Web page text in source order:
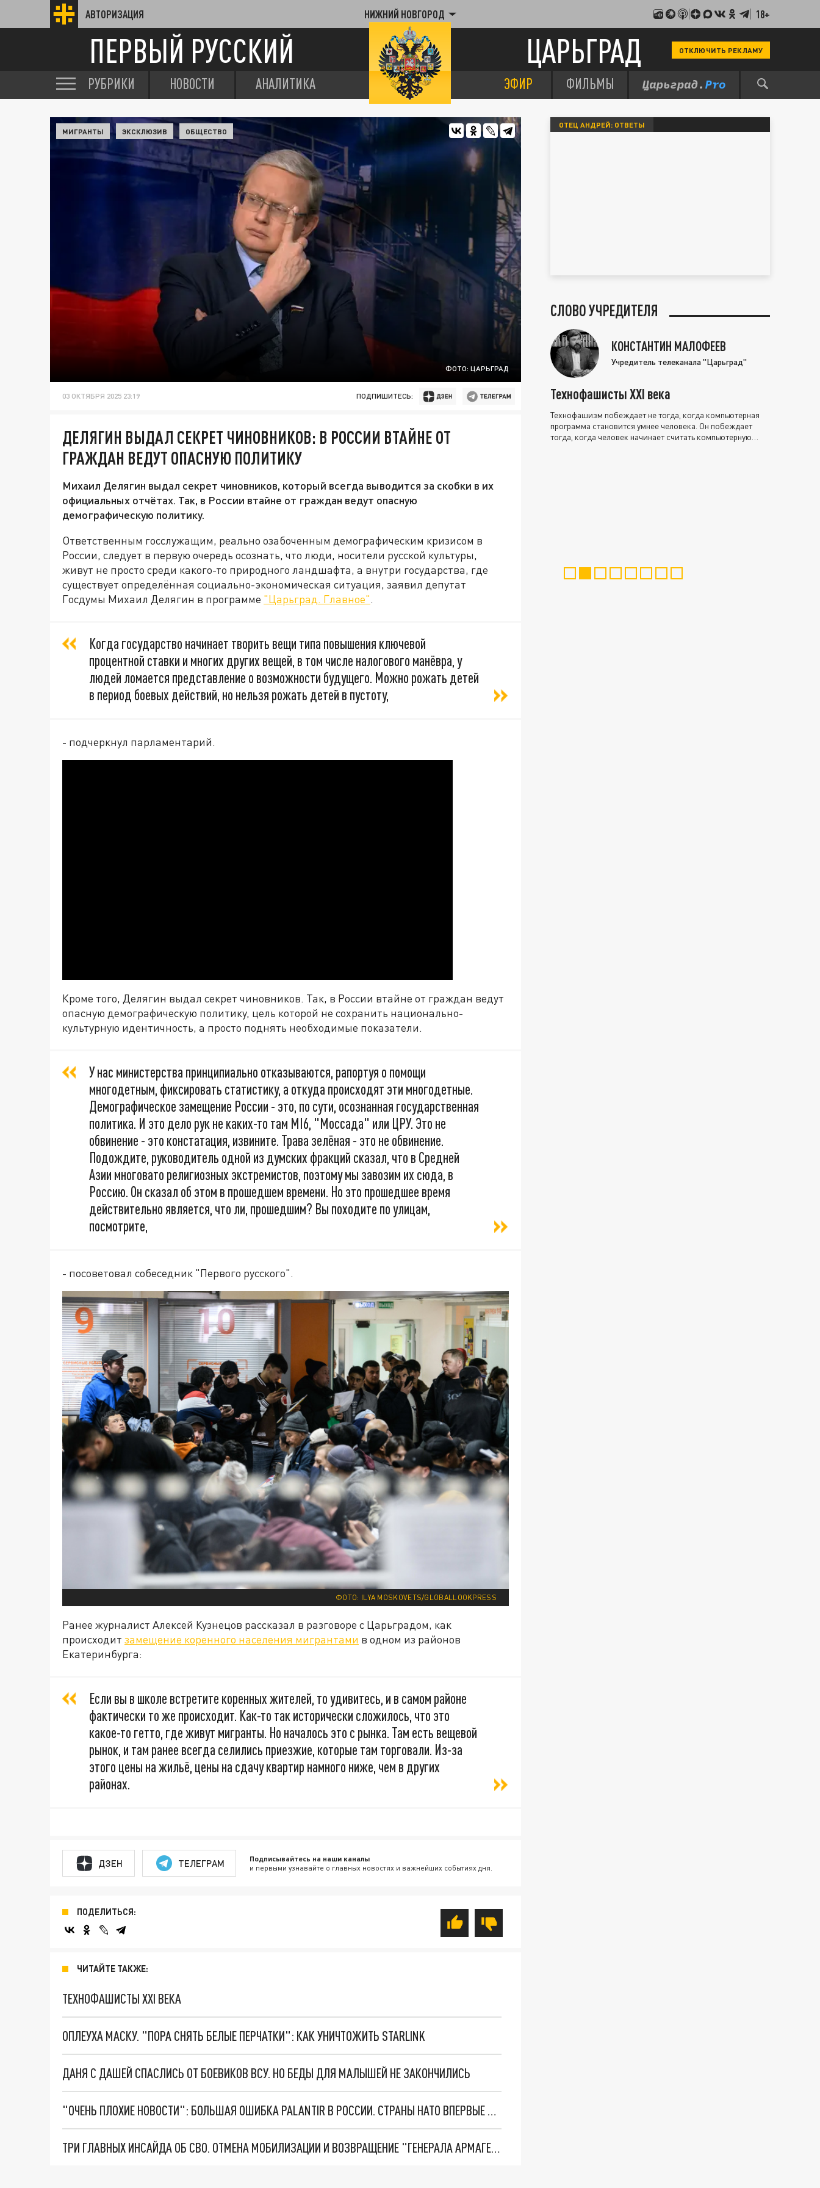
АВТОРИЗАЦИЯ НИЖНИЙ НОВГОРОД 18+
ПЕРВЫЙ РУССКИЙ ЦАРЬГРАД ОТКЛЮЧИТЬ РЕКЛАМУ
РУБРИКИ НОВОСТИ АНАЛИТИКА ЭФИР ФИЛЬМЫ
ФОТО: ЦАРЬГРАД
МИГРАНТЫ ЭКСКЛЮЗИВ ОБЩЕСТВО
03 ОКТЯБРЯ 2025 23:19 ПОДПИШИТЕСЬ:
ДЕЛЯГИН ВЫДАЛ СЕКРЕТ ЧИНОВНИКОВ: В РОССИИ ВТАЙНЕ ОТ
ГРАЖДАН ВЕДУТ ОПАСНУЮ ПОЛИТИКУ
Михаил Делягин выдал секрет чиновников, который всегда выводится за скобки в их
официальных отчётах. Так, в России втайне от граждан ведут опасную
демографическую политику.
Ответственным госслужащим, реально озабоченным демографическим кризисом в
России, следует в первую очередь осознать, что люди, носители русской культуры,
живут не просто среди какого-то природного ландшафта, а внутри государства, где
существует определённая социально-экономическая ситуация, заявил депутат
Госдумы Михаил Делягин в программе "Царьград. Главное".
Когда государство начинает творить вещи типа повышения ключевой
процентной ставки и многих других вещей, в том числе налогового манёвра, у
людей ломается представление о возможности будущего. Можно рожать детей
в период боевых действий, но нельзя рожать детей в пустоту,
- подчеркнул парламентарий.
Кроме того, Делягин выдал секрет чиновников. Так, в России втайне от граждан ведут
опасную демографическую политику, цель которой не сохранить национально-
культурную идентичность, а просто поднять необходимые показатели.
У нас министерства принципиально отказываются, рапортуя о помощи
многодетным, фиксировать статистику, а откуда происходят эти многодетные.
Демографическое замещение России - это, по сути, осознанная государственная
политика. И это дело рук не каких-то там MI6, "Моссада" или ЦРУ. Это не
обвинение - это констатация, извините. Трава зелёная - это не обвинение.
Подождите, руководитель одной из думских фракций сказал, что в Средней
Азии многовато религиозных экстремистов, поэтому мы завозим их сюда, в
Россию. Он сказал об этом в прошедшем времени. Но это прошедшее время
действительно является, что ли, прошедшим? Вы походите по улицам,
посмотрите,
- посоветовал собеседник "Первого русского".
ФОТО: ILYA MOSKOVETS/GLOBALLOOKPRESS
Ранее журналист Алексей Кузнецов рассказал в разговоре с Царьградом, как
происходит замещение коренного населения мигрантами в одном из районов
Екатеринбурга:
Если вы в школе встретите коренных жителей, то удивитесь, и в самом районе
фактически то же происходит. Как-то так исторически сложилось, что это
какое-то гетто, где живут мигранты. Но началось это с рынка. Там есть вещевой
рынок, и там ранее всегда селились приезжие, которые там торговали. Из-за
этого цены на жильё, цены на сдачу квартир намного ниже, чем в других
районах.
ДЗЕН ТЕЛЕГРАМ Подписывайтесь на наши каналы
и первыми узнавайте о главных новостях и важнейших событиях дня.
ПОДЕЛИТЬСЯ:
ЧИТАЙТЕ ТАКЖЕ:
ТЕХНОФАШИСТЫ XXI ВЕКА
ОПЛЕУХА МАСКУ. "ПОРА СНЯТЬ БЕЛЫЕ ПЕРЧАТКИ": КАК УНИЧТОЖИТЬ STARLINK
ДАНЯ С ДАШЕЙ СПАСЛИСЬ ОТ БОЕВИКОВ ВСУ. НО БЕДЫ ДЛЯ МАЛЫШЕЙ НЕ ЗАКОНЧИЛИСЬ
"ОЧЕНЬ ПЛОХИЕ НОВОСТИ": БОЛЬШАЯ ОШИБКА PALANTIR В РОССИИ. СТРАНЫ НАТО ВПЕРВЫЕ ЗА СВО ОСТАНОВИЛИ ПОСТАВКИ ОРУЖИЯ. ВСУ ТЕРЯЮТ ПРИГРАНИЧЬЕ?
ТРИ ГЛАВНЫХ ИНСАЙДА ОБ СВО. ОТМЕНА МОБИЛИЗАЦИИ И ВОЗВРАЩЕНИЕ "ГЕНЕРАЛА АРМАГЕДДОНА"? ОТЛИЧНЫЕ НОВОСТИ, КОТОРЫЕ ЖДАЛИ ВСЕ
ОТЕЦ АНДРЕЙ: ОТВЕТЫ
СЛОВО УЧРЕДИТЕЛЯ
КОНСТАНТИН МАЛОФЕЕВ
Учредитель телеканала "Царьград"
Технофашисты XXI века
Технофашизм побеждает не тогда, когда компьютерная
программа становится умнее человека. Он побеждает
тогда, когда человек начинает считать компьютерную